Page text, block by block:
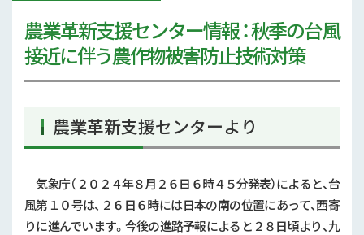
農業革新支援センター情報 ： 秋季の台風
接近に伴う農作物被害防止技術対策
農業革新支援センターより
気象庁（２０２４年８月２６日６時４５分発表）によると、台
風第１０号は、２６日６時には日本の南の位置にあって、西寄
りに進んでいます。今後の進路予報によると２８日頃より、九
スマート農業
技術と方法
現地情報
2025年 (107)
2024年 (125)
2022年 (170)
2021年 (173)
2020年 (167)